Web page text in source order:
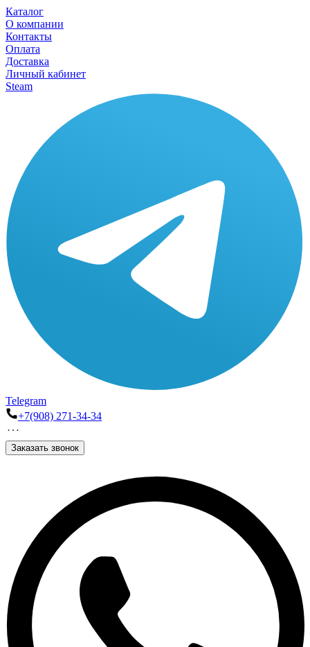
Каталог
О компании
Контакты
Оплата
Доставка
Личный кабинет
Steam
Telegram
+7(908) 271-34-34
Заказать звонок